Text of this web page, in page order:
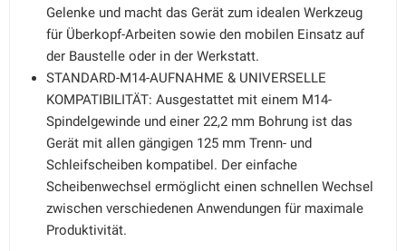
Gelenke und macht das Gerät zum idealen Werkzeug
für Überkopf-Arbeiten sowie den mobilen Einsatz auf
der Baustelle oder in der Werkstatt.
STANDARD-M14-AUFNAHME & UNIVERSELLE
KOMPATIBILITÄT: Ausgestattet mit einem M14-
Spindelgewinde und einer 22,2 mm Bohrung ist das
Gerät mit allen gängigen 125 mm Trenn- und
Schleifscheiben kompatibel. Der einfache
Scheibenwechsel ermöglicht einen schnellen Wechsel
zwischen verschiedenen Anwendungen für maximale
Produktivität.